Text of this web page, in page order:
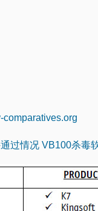
comparatives.org
过情况 VB100杀毒